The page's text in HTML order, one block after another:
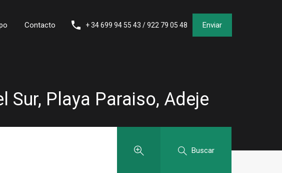
Contacto + 34 699 94 55 43 / 922 79 05 48 Enviar
Playa Paraiso, Adeje
Buscar